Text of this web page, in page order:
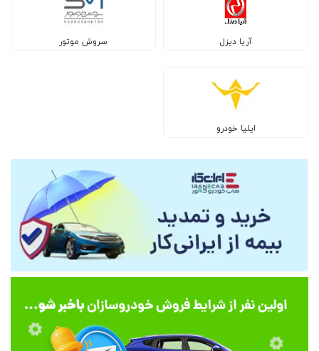
آریا دیزل سروش موتور
ایلیا خودرو